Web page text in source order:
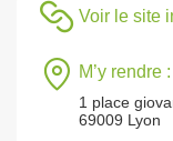
Voir le site
M’y rendre :
1 place
69009 Lyon